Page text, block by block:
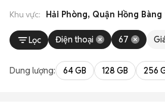
Khu vực: Hải Phòng, Quận Hồng Bàng
Lọc Điện thoại 67
Dung lượng: 64 GB 128 GB 256